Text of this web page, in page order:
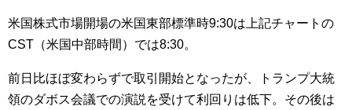
米国株式市場開場の米国東部標準時9:30は上記チャートの
CST（米国中部時間）では8:30。
前日比ほぼ変わらずで取引開始となったが、トランプ大統
領のダボス会議での演説を受けて利回りは低下。その後は